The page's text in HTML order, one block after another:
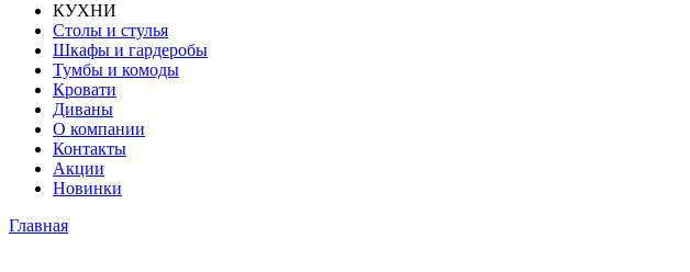
КУХНИ
Столы и стулья
Шкафы и гардеробы
Тумбы и комоды
Кровати
Диваны
О компании
Контакты
Акции
Новинки
Главная